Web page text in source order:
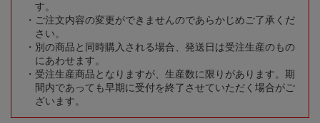
す。
ご注文内容の変更ができませんのであらかじめご了承くだ
さい。
別の商品と同時購入される場合、発送日は受注生産のもの
にあわせます。
受注生産商品となりますが、生産数に限りがあります。期
間内であっても早期に受付を終了させていただく場合がご
ざいます。